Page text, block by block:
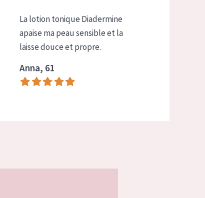
La lotion tonique Diadermine
apaise ma peau sensible et la
laisse douce et propre.
Anna, 61